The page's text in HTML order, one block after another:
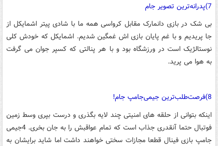
7)پدرانه‌ترین تصویر جام
بی شک در بازی دانمارک مقابل کرواسی همه ما با شادی پیتر اشمایکل از
جا پریدیم و با غم پایان بازی اش غمگین شدیم. اشمایکل که خودش کلی
نوستالژیک است در ورزشگاه بود و با هر پنالتی که کسپر جوان می گرفت
به هوا می پرید.
8)فرصت‌طلب‌ترین جیمی‌جامپ جام!
اینکه بتوانی از حلقه های امنیتی چند لایه بگذری و درست بپری وسط زمین
فوتبال حتما آنقدری جذاب است که تمام عواقبش را به جان بخری. 4جیمی
جامپ بازی فینال قطعا مجازات سختی خواهند داشت اما شاید برایشان به